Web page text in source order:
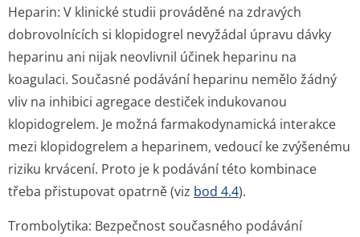
Heparin: V klinické studii prováděné na zdravých
dobrovolnících si klopidogrel nevyžádal úpravu dávky
heparinu ani nijak neovlivnil účinek heparinu na
koagulaci. Současné podávání heparinu nemělo žádný
vliv na inhibici agregace destiček indukovanou
klopidogrelem. Je možná farmakodynamická interakce
mezi klopidogrelem a heparinem, vedoucí ke zvýšenému
riziku krvácení. Proto je k podávání této kombinace
třeba přistupovat opatrně (viz bod 4.4).
Trombolytika: Bezpečnost současného podávání